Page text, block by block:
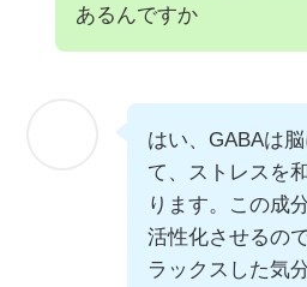
あるんですか
はい、GABAは
て、ストレスを
ります。この成
活性化させるの
ラックスした気